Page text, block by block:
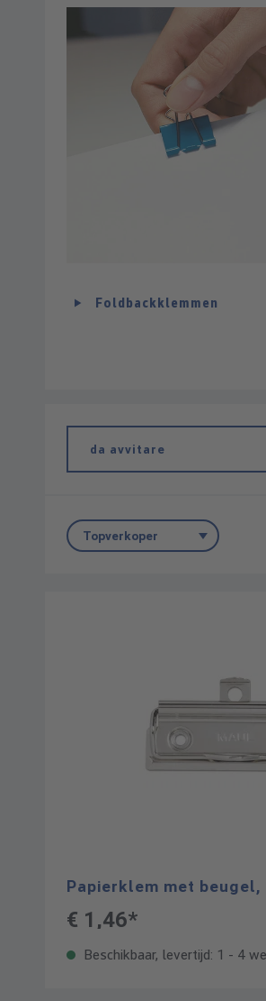
Foldbackklemmen
da avvitare
Papierklem met beugel,
€ 1,46*
Beschikbaar, levertijd: 1 - 4